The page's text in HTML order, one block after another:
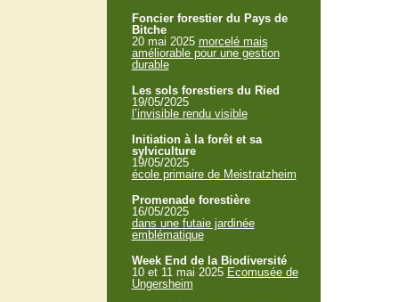
Foncier forestier du Pays de
Bitche
20 mai 2025 morcelé mais
améliorable pour une gestion
durable
Les sols forestiers du Ried
19/05/2025
l’invisible rendu visible
Initiation à la forêt et sa
sylviculture
19/05/2025
école primaire de Meistratzheim
Promenade forestière
16/05/2025
dans une futaie jardinée
emblématique
Week End de la Biodiversité
10 et 11 mai 2025 Ecomusée de
Ungersheim